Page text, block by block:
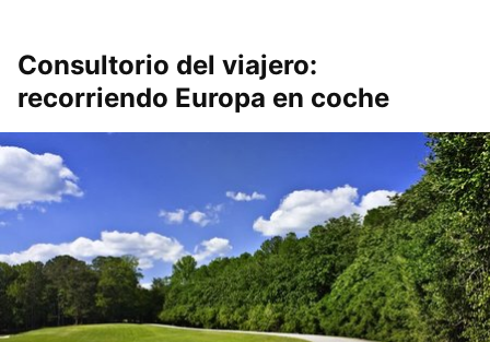
Consultorio del viajero:
recorriendo Europa en coche